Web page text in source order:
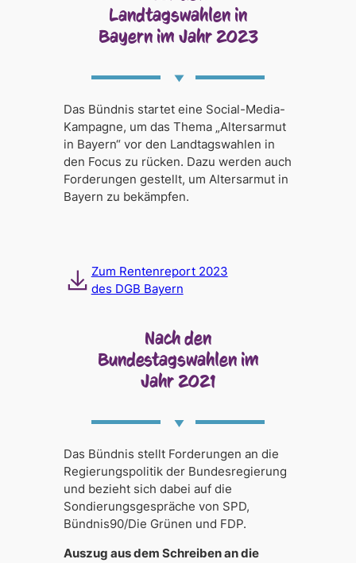
Landtagswahlen in
Bayern im Jahr 2023
Das Bündnis startet eine Social-Media-
Kampagne, um das Thema „Altersarmut
in Bayern“ vor den Landtagswahlen in
den Focus zu rücken. Dazu werden auch
Forderungen gestellt, um Altersarmut in
Bayern zu bekämpfen.
Zum Rentenreport 2023
des DGB Bayern
Nach den
Bundestagswahlen im
Jahr 2021
Das Bündnis stellt Forderungen an die
Regierungspolitik der Bundesregierung
und bezieht sich dabei auf die
Sondierungsgespräche von SPD,
Bündnis90/Die Grünen und FDP.
Auszug aus dem Schreiben an die